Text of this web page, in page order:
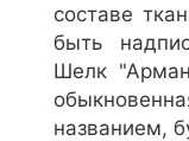
составе
быть
Шелк
названием,